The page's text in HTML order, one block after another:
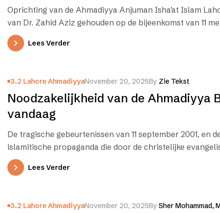
Oprichting van de Ahmadiyya Anjuman Isha’at Islam
van Dr. Zahid Aziz gehouden op de bijeenkomst van 11
Lees Verder
3.2 Lahore AhmadiyyaNovember 20, 2025By Zie Tekst
Noodzakelijkheid van de Ahmadiyya
vandaag
De tragische gebeurtenissen van 11 september 2001, en
islamitische propaganda die door de christelijke
groeperingen wordt gemaakt, hebben…
Lees Verder
3.2 Lahore AhmadiyyaNovember 20, 2025By Sher Mohammad,